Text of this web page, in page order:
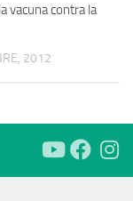
vacuna contra la
2012